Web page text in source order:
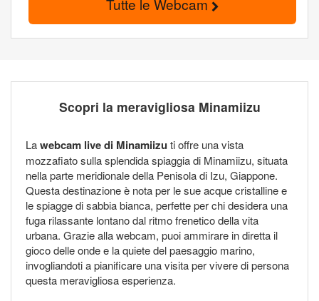
Tutte le Webcam
Scopri la meravigliosa Minamiizu
Lawebcam live di Minamiizu ti offre una vista
mozzafiato sulla splendida spiaggia di Minamiizu, situata
nella parte meridionale della Penisola di Izu, Giappone.
Questa destinazione è nota per le sue acque cristalline e
le spiagge di sabbia bianca, perfette per chi desidera una
fuga rilassante lontano dal ritmo frenetico della vita
urbana. Grazie alla webcam, puoi ammirare in diretta il
gioco delle onde e la quiete del paesaggio marino,
invogliandoti a pianificare una visita per vivere di persona
questa meravigliosa esperienza.